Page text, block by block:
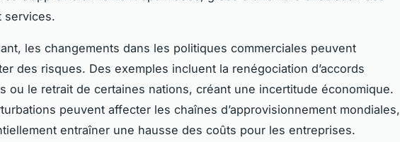
services.
les changements dans les politiques commerciales peuvent
des risques. Des exemples incluent la renégociation d’accords
ou le retrait de certaines nations, créant une incertitude économique.
peuvent affecter les chaînes d’approvisionnement mondiales,
entraîner une hausse des coûts pour les entreprises.